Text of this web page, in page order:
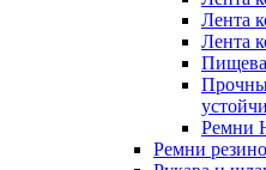
Лента
Лента
Ремни
Ремни